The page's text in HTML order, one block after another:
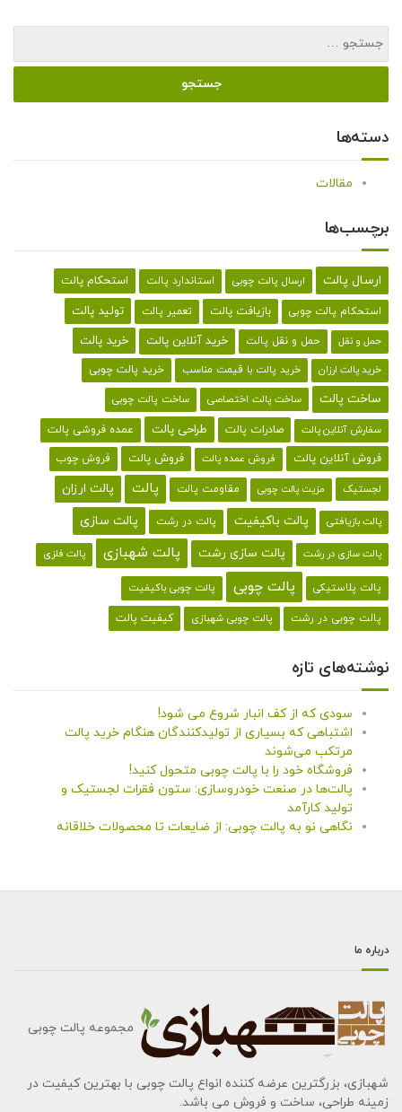
دسته‌ها
مقالات
برچسب‌ها
ارسال پالت ارسال پالت چوبی استاندارد پالت استحکام پالت
استحکام پالت چوبی بازیافت پالت تعمیر پالت تولید پالت
حمل و نقل حمل و نقل پالت خرید آنلاین پالت خرید پالت
خرید پالت ارزان خرید پالت با قیمت مناسب خرید پالت چوبی
ساخت پالت ساخت پالت اختصاصی ساخت پالت چوبی
سفارش آنلاین پالت صادرات پالت طراحی پالت عمده فروشی پالت
فروش آنلاین پالت فروش عمده پالت فروش پالت فروش چوب
لجستیک مزیت پالت چوبی مقاومت پالت پالت پالت ارزان
پالت بازیافتی پالت باکیفیت پالت در رشت پالت سازی
پالت سازی در رشت پالت سازی رشت پالت شهبازی پالت فلزی
پالت پلاستیکی پالت چوبی پالت چوبی باکیفیت
پالت چوبی در رشت پالت چوبی شهبازی کیفیت پالت
نوشته‌های تازه
سودی که از کف انبار شروع می شود!
اشتباهی که بسیاری از تولیدکنندگان هنگام خرید پالت
مرتکب می‌شوند
فروشگاه خود را با پالت چوبی متحول کنید!
پالت‌ها در صنعت خودروسازی: ستون فقرات لجستیک و
تولید کارآمد
نگاهی نو به پالت چوبی: از ضایعات تا محصولات خلاقانه
درباره ما
مجموعه پالت چوبی
شهبازی، بزرگترین عرضه کننده انواع پالت چوبی با بهترین کیفیت در
زمینه طراحی، ساخت و فروش می باشد.